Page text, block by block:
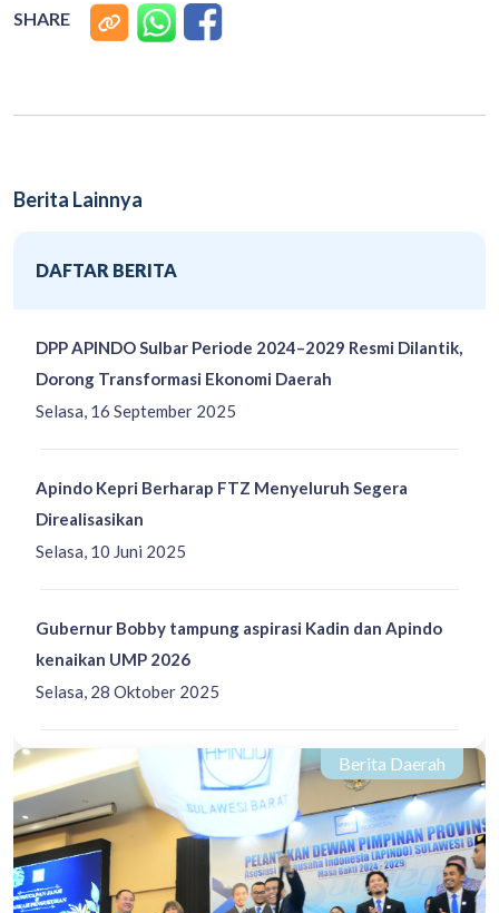
SHARE
Berita Lainnya
DAFTAR BERITA
Selasa, 16 September 2025
DPP APINDO Sulbar Periode 2024–2029 Resmi Dilantik,
Dorong Transformasi Ekonomi Daerah
Selasa, 10 Juni 2025
Apindo Kepri Berharap FTZ Menyeluruh Segera
Direalisasikan
Selasa, 28 Oktober 2025
Gubernur Bobby tampung aspirasi Kadin dan Apindo
kenaikan UMP 2026
Berita Daerah